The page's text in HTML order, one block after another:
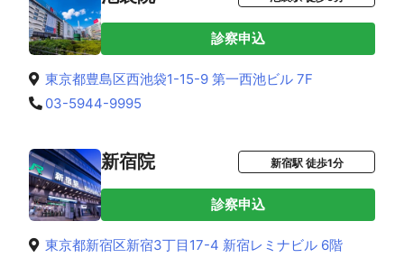
診察申込
東京都豊島区西池袋1-15-9 第一西池ビル 7F
03-5944-9995
新宿院 新宿駅 徒歩1分
診察申込
東京都新宿区新宿3丁目17-4 新宿レミナビル 6階